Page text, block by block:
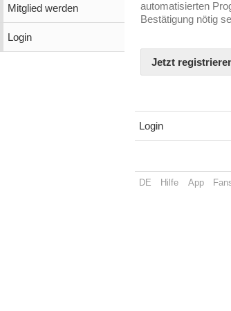
Mitglied werden
Login
automatisierten
Bestätigung nötig
Jetzt
Login
DE Hilfe App